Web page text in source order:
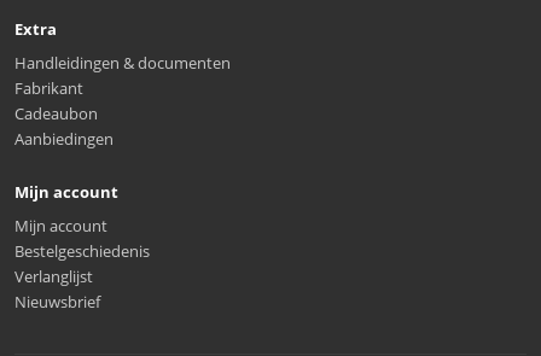
Extra
Handleidingen & documenten
Fabrikant
Cadeaubon
Aanbiedingen
Mijn account
Mijn account
Bestelgeschiedenis
Verlanglijst
Nieuwsbrief